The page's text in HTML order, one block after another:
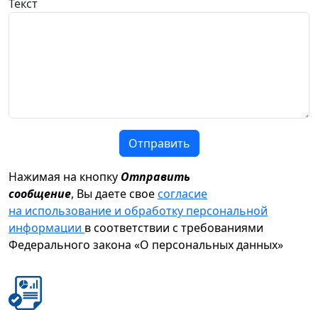
Текст
Отправить
Нажимая на кнопку Отправить
сообщение, Вы даете своесогласие
на использование и обработку персональной
информации в соответствии с требованиями
Федерального закона «О персональных данных»